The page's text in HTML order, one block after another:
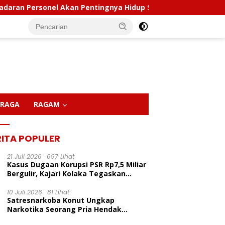
Pentingnya Hidup Sehat Polda Sultra
RAGAM
Inisiasi Program
Kapolda Sultra Pimpin
POPULER
21 Juli 2026 697 Lihat
Kasus Dugaan Korupsi PSR Rp7,5 Miliar
Bergulir, Kajari Kolaka Tegaskan
10 Juli 2026 81 Lihat
Satresnarkoba Konut Ungkap
Narkotika Seorang Pria Hendak